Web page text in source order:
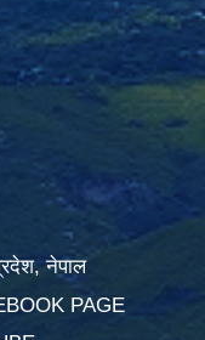
नेपाल
PAGE